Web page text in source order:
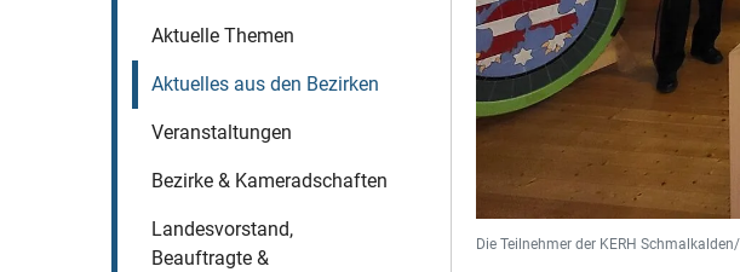
Aktuelle Themen
Aktuelles aus den Bezirken
Veranstaltungen
Bezirke & Kameradschaften
Landesvorstand,
Beauftragte &
Die Teilnehmer der KERH